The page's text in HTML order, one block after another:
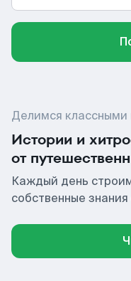
Делимся
Истории и
от
Каждый день
собственные